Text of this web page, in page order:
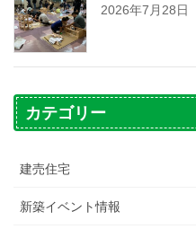
2026年7月28日
カテゴリー
建売住宅
新築イベント情報